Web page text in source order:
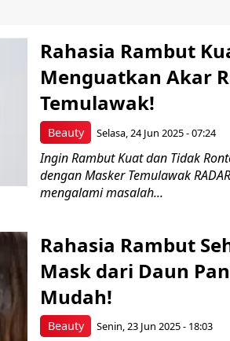
Beauty
Rahasia Rambut
Menguatkan Akar
Temulawak!
Selasa, 24 Jun 2025 - 07:24
Ingin Rambut Kuat dan Tidak
dengan Masker Temulawak
mengalami masalah...
Beauty
Rahasia Rambut
Mask dari Daun
Mudah!
Senin, 23 Jun 2025 - 18:03